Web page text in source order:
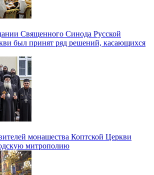
Священного Синода Русской
был принят ряд решений, касающихся
монашества Коптской Церкви
митрополию